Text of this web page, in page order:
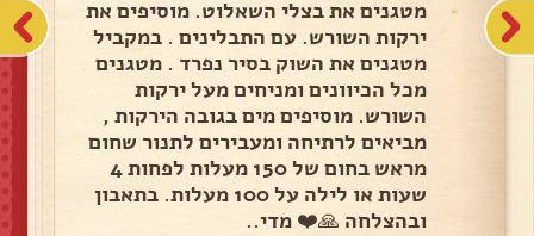
מטגנים את בצלי השאלוט. מוסיפים את
ירקות השורש. עם התבלינים . במקביל
מטגנים את השוק בסיר נפרד . מטגנים
מכל הכיוונים ומניחים מעל ירקות
השורש. מוסיפים מים בגובה הירקות ,
מביאים לרתיחה ומעבירים לתנור שחום
מראש בחום של 150 מעלות לפחות 4
שעות או לילה על 100 מעלות. בתאבון
ובהצלחה 🙏❤️ מדי..